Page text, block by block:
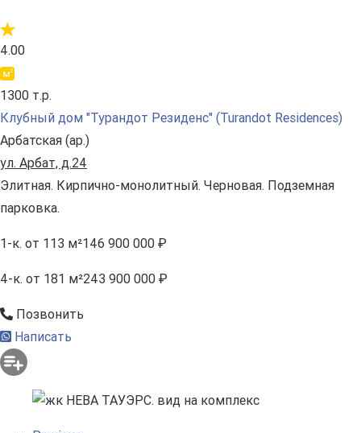
4.00
1300 т.р.
Клубный дом "Турандот Резиденс" (Turandot Residences)
Арбатская (ар.)
ул. Арбат, д.24
Элитная. Кирпично-монолитный. Черновая. Подземная
парковка.
1-к. от 113 м²146 900 000 ₽
4-к. от 181 м²243 900 000 ₽
Позвонить
Написать